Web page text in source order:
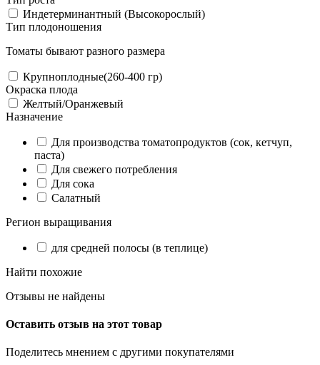
Индетерминантный (Высокорослый)
Тип плодоношения
Томаты бывают разного размера
Крупноплодные(260-400 гр)
Окраска плода
Желтый/Оранжевый
Назначение
Для производства томатопродуктов (сок, кетчуп,
паста)
Для свежего потребления
Для сока
Салатный
Регион выращивания
для средней полосы (в теплице)
Найти похожие
Отзывы не найдены
Оставить отзыв на этот товар
Поделитесь мнением с другими покупателями